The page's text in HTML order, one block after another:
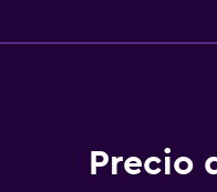
Precio